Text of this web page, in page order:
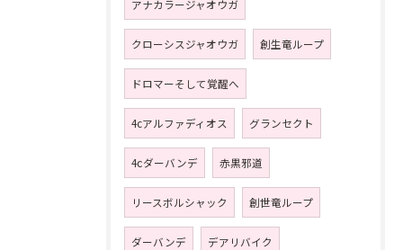
アナカラージャオウガ
クローシスジャオウガ 創生竜ループ
ドロマーそして覚醒へ
4cアルファディオス グランセクト
4ⅽダーバンデ 赤黒邪道
リースボルシャック 創世竜ループ
ダーバンデ デアリバイク